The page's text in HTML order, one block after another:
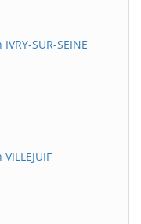
SUR-SEINE